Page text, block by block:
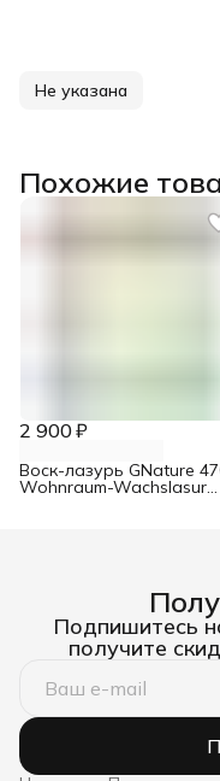
Не указана
Похожие
2 900 ₽
Воск-лазурь GNature
Wohnraum-Wachslasur
Подпишитесь
получите